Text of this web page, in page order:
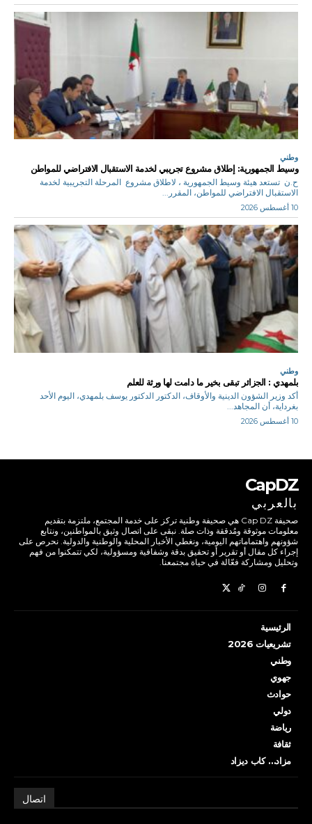
وطني
وسيط الجمهورية: إطلاق مشروع تجريبي لخدمة الاستقبال الافتراضي للمواطن
ح.ن تستعد هيئة وسيط الجمهورية ، لاطلاق مشروع المرحلة التجريبية لخدمة
الاستقبال الافتراضي للمواطن، المقرر...
10 أغسطس 2026
وطني
بلمهدي : الجزائر تبقى بخير ما دامت لها ورثة للعلم
أكد وزير الشؤون الدينية والأوقاف، الدكتور الدكتور يوسف بلمهدي، اليوم الأحد
بغرداية، أن المجاهد...
10 أغسطس 2026
CapDZ
بالعربي
صحيفة Cap DZ هي صحيفة وطنية تركز على خدمة المجتمع، ملتزمة بتقديم
معلومات موثوقة ومُدققة وذات صلة. نبقى على اتصال وثيق بالمواطنين، ونتابع
شؤونهم واهتماماتهم اليومية، ونغطي الأخبار المحلية والوطنية والدولية. نحرص على
إجراء كل مقال أو تقرير أو تحقيق بدقة وشفافية ومسؤولية، لكي تتمكنوا من فهم
وتحليل ومشاركة فعّالة في حياة مجتمعنا.
الرئيسية
تشريعيات 2026
وطني
جهوي
حوادث
دولي
رياضة
ثقافة
مزاد… كاب ديزاد
اتصال